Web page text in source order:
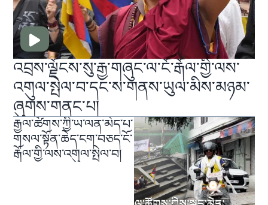
འབྲས་ལྗོངས་སུ་རྒྱ་གཞུང་ལ་ངོ་རྒོལ་གྱི་ལས་
འགུལ་སྤེལ་བ་དང་ས་གནས་ཡུལ་མིས་མཉམ་
ཞུགས་གནང་པ།
རྒྱལ་ཚོགས་ཀྱི་ཡ་ལན་མེད་པ་
གསལ་སྟོན་ཆེད་ངག་བཅད་ངོ་
རྒོལ་གྱི་ལས་འགུལ་སྤེལ་བ།